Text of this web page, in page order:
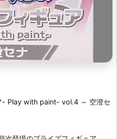
- Play with paint- vol.4 ～ 空澄セ